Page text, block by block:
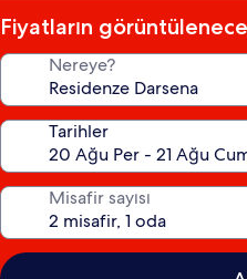
Fiyatların
Nereye?
Tarihler
Misafir sayısı